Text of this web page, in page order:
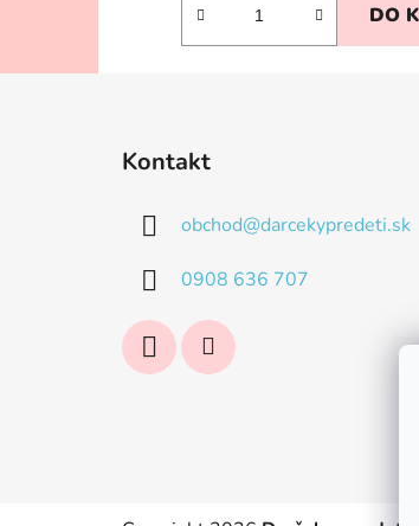
DO
Kontakt
obchod@darcekypredeti.sk
0908 636 707